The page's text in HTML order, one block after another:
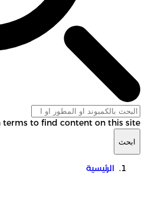
terms to find content on this site.
ابحث
الرئيسية